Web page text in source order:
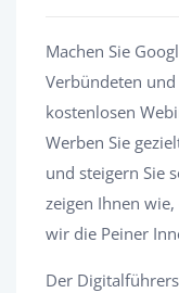
Machen Sie
Verbündeten
kostenlosen
Werben Sie
und steigern Sie
zeigen Ihnen
wir die Peiner
Der